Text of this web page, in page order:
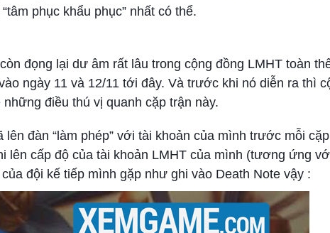
phục khẩu phục” nhất có thể.
đọng lại dư âm rất lâu trong cộng đồng LMHT toàn
ngày 11 và 12/11 tới đây. Và trước khi nó diễn ra thì
điều thú vị quanh cặp trận này.
đàn “làm phép” với tài khoản của mình trước mỗi
lên cấp độ của tài khoản LMHT của mình (tương ứng
đội kế tiếp mình gặp như ghi vào Death Note vậy :